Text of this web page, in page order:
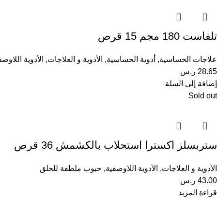
تلفاست 180 مجم 15 قرص
علاجات الحساسية, أدوية الحساسية, الأدوية و العلاجات, الأدوية
28.65 ر.س
إضافة إلى السلة
Sold out
ستربسلز اكسترا استحلاب بالكشمش 36 قرص
الأدوية و العلاجات, الأدوية اللاوصفية, حبوب ملطفة للحلق
43.00 ر.س
قراءة المزيد